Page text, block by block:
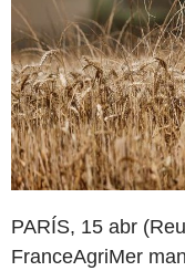
PARÍS, 15 abr
FranceAgriMer